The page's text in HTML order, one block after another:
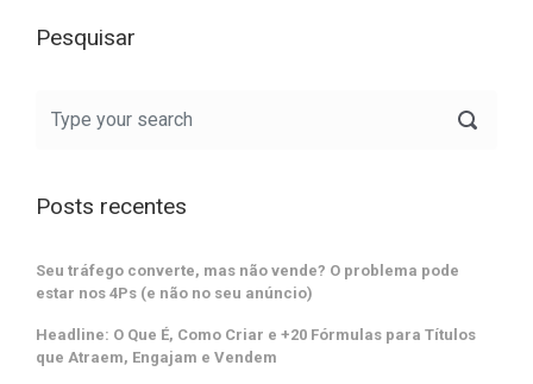
Pesquisar
Posts recentes
Seu tráfego converte, mas não vende? O problema pode
estar nos 4Ps (e não no seu anúncio)
Headline: O Que É, Como Criar e +20 Fórmulas para Títulos
que Atraem, Engajam e Vendem